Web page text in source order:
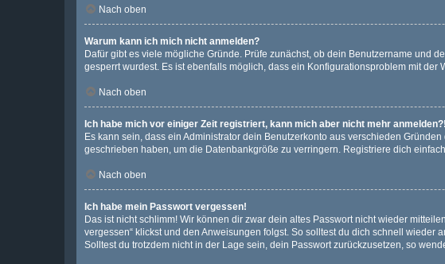
Nach oben
Warum kann ich mich nicht anmelden?
Dafür gibt es viele mögliche Gründe. Prüfe zunächst, ob dein Benutzername und
gesperrt wurdest. Es ist ebenfalls möglich, dass ein Konfigurationsproblem mit der
Nach oben
Ich habe mich vor einiger Zeit registriert, kann mich aber nicht mehr anmelden?!
Es kann sein, dass ein Administrator dein Benutzerkonto aus verschieden
geschrieben haben, um die Datenbankgröße zu verringern. Registriere dich
Nach oben
Ich habe mein Passwort vergessen!
Das ist nicht schlimm! Wir können dir zwar dein altes Passwort nicht wieder
vergessen“ klickst und den Anweisungen folgst. So solltest du dich schnell wieder
Solltest du trotzdem nicht in der Lage sein, dein Passwort zurückzusetzen, so